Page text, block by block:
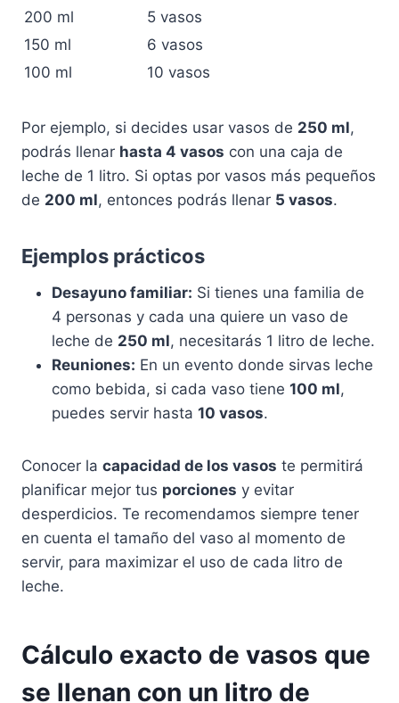
200 ml
5 vasos
150 ml
6 vasos
100 ml
10 vasos
Por ejemplo, si decides usar vasos de 250 ml,
podrás llenar hasta 4 vasos con una caja de
leche de 1 litro. Si optas por vasos más pequeños
de 200 ml, entonces podrás llenar 5 vasos.
Ejemplos prácticos
Desayuno familiar: Si tienes una familia de
4 personas y cada una quiere un vaso de
leche de 250 ml, necesitarás 1 litro de leche.
Reuniones: En un evento donde sirvas leche
como bebida, si cada vaso tiene 100 ml,
puedes servir hasta 10 vasos.
Conocer la capacidad de los vasos te permitirá
planificar mejor tus porciones y evitar
desperdicios. Te recomendamos siempre tener
en cuenta el tamaño del vaso al momento de
servir, para maximizar el uso de cada litro de
leche.
Cálculo exacto de vasos que
se llenan con un litro de